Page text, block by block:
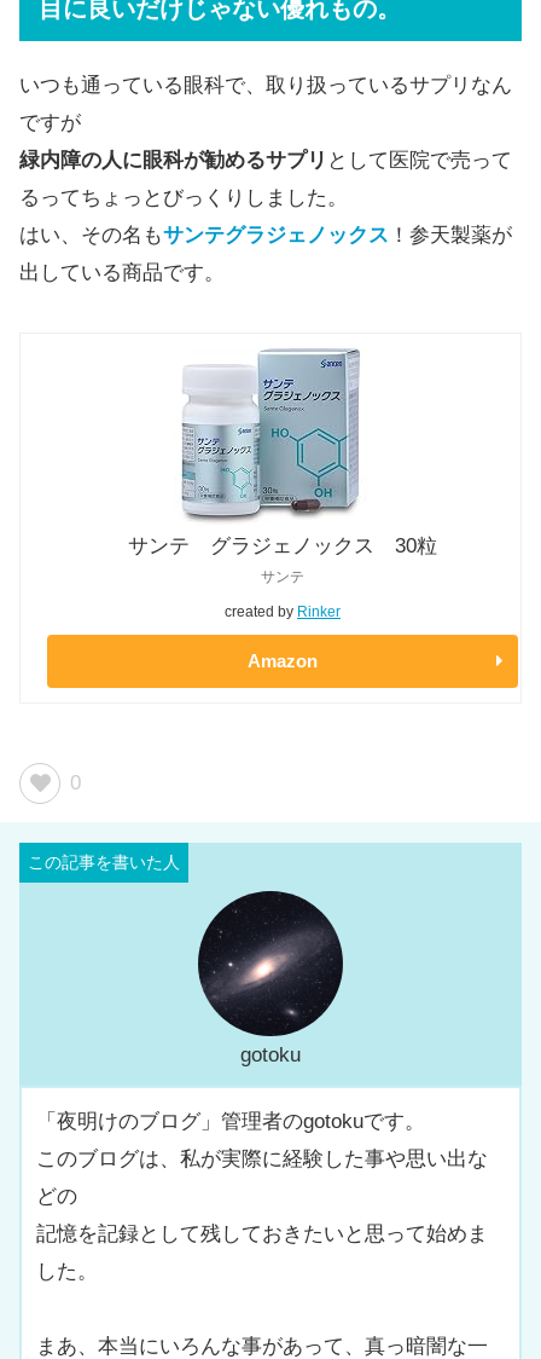
目に良いだけじゃない優れもの。
いつも通っている眼科で、取り扱っているサプリなん
ですが
緑内障の人に眼科が勧めるサプリ として医院で売って
るってちょっとびっくりしました。
はい、その名もサンテグラジェノックス ！参天製薬が
出している商品です。
サンテ グラジェノックス 30粒
created by Rinker
サンテ
Amazon
0
gotoku
「夜明けのブログ」管理者のgotokuです。
このブログは、私が実際に経験した事や思い出な
どの
記憶を記録として残しておきたいと思って始めま
した。
まあ、本当にいろんな事があって、真っ暗闇な一